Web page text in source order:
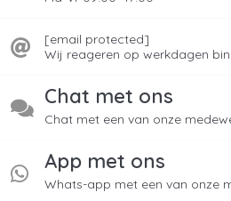
volautomaat kies je
>
Philips ontkalken–
en behoudt temperatuur
Philips waterfilters
en betere smaak
Philips reinigen–
[email protected]
Wij reageren op werkdagen
Chat met ons
Chat met een van onze
App met ons
Whats-app met een van onze